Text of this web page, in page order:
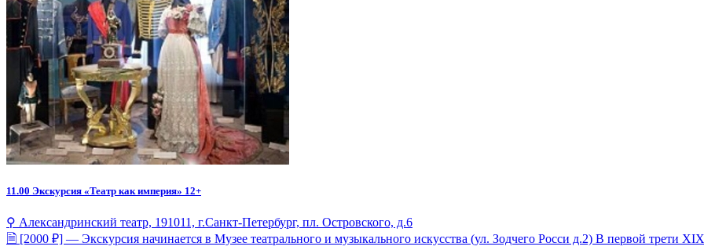
11.00 Экскурсия «Театр как империя» 12+
⚲ Александринский театр, 191011, г.Санкт-Петербург, пл. Островского, д.6
🗎 [2000 ₽] — Экскурсия начинается в Музее театрального и музыкального искусства (ул. Зодчего Росси д.2) В первой трети